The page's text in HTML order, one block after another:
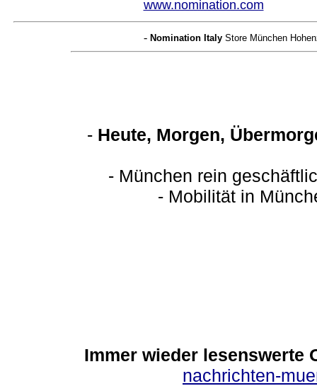
www.nomination.com
- Nomination ItalyStore München
- Heute, Morgen,
- München rein
- Mobilität in
Immer wieder lesenswerte
nachrichten-